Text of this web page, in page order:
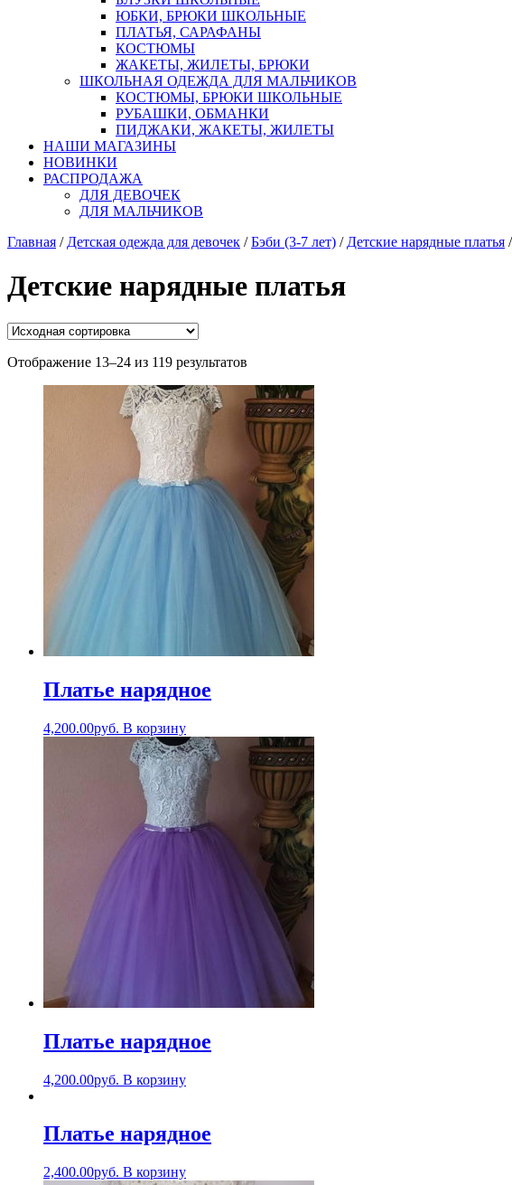
ЮБКИ, БРЮКИ ШКОЛЬНЫЕ
ПЛАТЬЯ, САРАФАНЫ
КОСТЮМЫ
ЖАКЕТЫ, ЖИЛЕТЫ, БРЮКИ
ШКОЛЬНАЯ ОДЕЖДА ДЛЯ МАЛЬЧИКОВ
КОСТЮМЫ, БРЮКИ ШКОЛЬНЫЕ
РУБАШКИ, ОБМАНКИ
ПИДЖАКИ, ЖАКЕТЫ, ЖИЛЕТЫ
НАШИ МАГАЗИНЫ
НОВИНКИ
РАСПРОДАЖА
ДЛЯ ДЕВОЧЕК
ДЛЯ МАЛЬЧИКОВ
Главная / Детская одежда для девочек /Бэби (3-7 лет) / Детские нарядные платья
Детские нарядные платья
Отображение 13–24 из 119 результатов
Платье нарядное
4,200.00руб. В корзину
Платье нарядное
4,200.00руб. В корзину
Платье нарядное
2,400.00руб. В корзину